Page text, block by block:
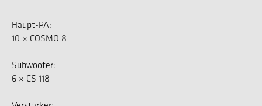
Haupt-PA:
10 × COSMO 8
Subwoofer:
6 × CS 118